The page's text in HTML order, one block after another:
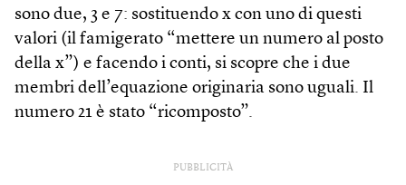
sono due, 3 e 7: sostituendo x con uno di questi
valori (il famigerato “mettere un numero al posto
della x”) e facendo i conti, si scopre che i due
membri dell’equazione originaria sono uguali. Il
numero 21 è stato “ricomposto”.
PUBBLICITÀ